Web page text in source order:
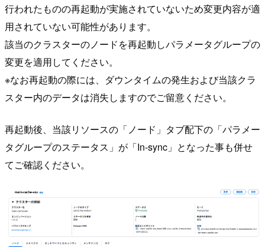
行われたものの再起動が実施されていないため変更内容が適
用されていない可能性があります。
該当のクラスターのノードを再起動しパラメータグループの
変更を適用してください。
※なお再起動の際には、ダウンタイムの発生および当該クラ
スター内のデータは消失しますのでご留意ください。
再起動後、当該リソースの「ノード」タブ配下の「パラメー
タグループのステータス」が「In-sync」となった事も併せ
てご確認ください。